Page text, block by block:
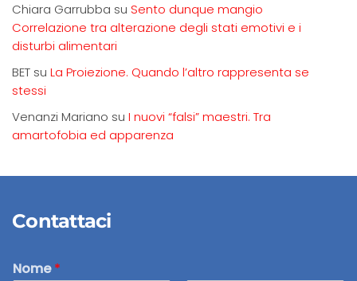
Chiara Garrubba su Sento dunque mangio
Correlazione tra alterazione degli stati emotivi e i
disturbi alimentari
BET su La Proiezione. Quando l’altro rappresenta se
stessi
Venanzi Mariano su I nuovi “falsi” maestri. Tra
amartofobia ed apparenza
Contattaci
Nome*